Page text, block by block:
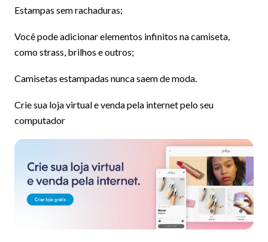
Estampas sem rachaduras;
Você pode adicionar elementos infinitos na camiseta,
como strass, brilhos e outros;
Camisetas estampadas nunca saem de moda.
Crie sua loja virtual e venda pela internet pelo seu
computador